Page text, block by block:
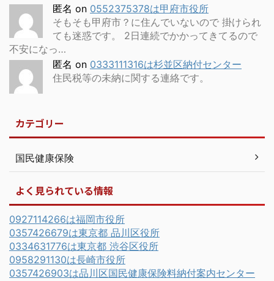
匿名 on 0552375378は甲府市役所
そもそも甲府市？に住んでいないので 掛けられ
ても迷惑です。 2日連続でかかってきてるので
不安になっ…
匿名 on 0333111316は杉並区納付センター
住民税等の未納に関する連絡です。
カテゴリー
国民健康保険
よく見られている情報
0927114266は福岡市役所
0357426679は東京都 品川区役所
0334631776は東京都 渋谷区役所
0958291130は長崎市役所
0357426903は品川区国民健康保険料納付案内センター